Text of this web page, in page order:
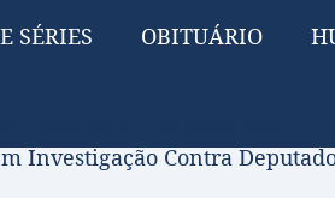
SÉRIES OBITUÁRIO
Investigação Contra